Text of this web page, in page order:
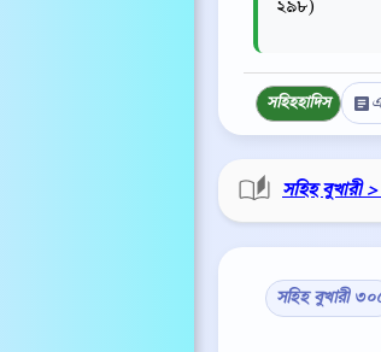
২৯৮)
সহিহহাদিস
সহিহ বুখারী >
সহিহ বুখারী